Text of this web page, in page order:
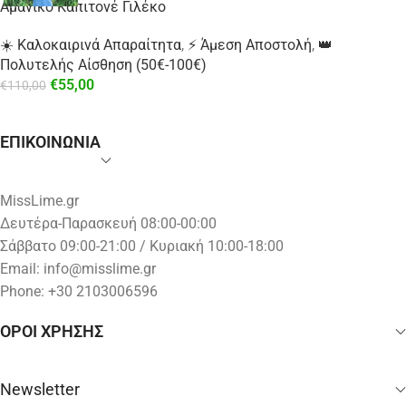
Αμάνικο Καπιτονέ Γιλέκο
☀️ Καλοκαιρινά Απαραίτητα, ⚡ Άμεση Αποστολή, 👑
Πολυτελής Αίσθηση (50€-100€)
€110,00 €55,00
ΕΠΙΚΟΙΝΩΝΙΑ
MissLime.gr
Δευτέρα-Παρασκευή 08:00-00:00
Σάββατο 09:00-21:00 / Κυριακή 10:00-18:00
Email: info@misslime.gr
Phone: +30 2103006596
ΟΡΟΙ ΧΡΗΣΗΣ
Newsletter